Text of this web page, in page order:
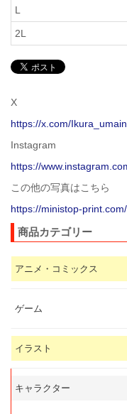
L
2L
X
https://x.com/
Instagram
https://
この他の写真はこちら
https://ministop-
商品カテゴリー
アニメ・コミックス
ゲーム
イラスト
キャラクター